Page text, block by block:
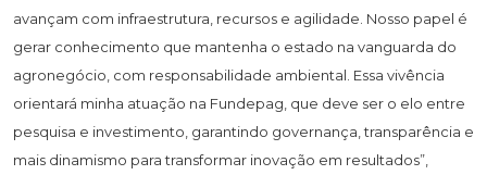
avançam com infraestrutura, recursos e agilidade. Nosso papel é
gerar conhecimento que mantenha o estado na vanguarda do
agronegócio, com responsabilidade ambiental. Essa vivência
orientará minha atuação na Fundepag, que deve ser o elo entre
pesquisa e investimento, garantindo governança, transparência e
mais dinamismo para transformar inovação em resultados”,